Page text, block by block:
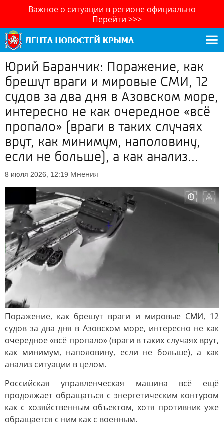
Важное о ситуации в регионе официально
Перейти >>>
Юрий Баранчик: Поражение, как
брешут враги и мировые СМИ, 12
судов за два дня в Азовском море,
интересно не как очередное «всё
пропало» (враги в таких случаях
врут, как минимум, наполовину,
если не больше), а как анализ...
8 июля 2026, 12:19 Мнения
Поражение, как брешут враги и мировые СМИ, 12
судов за два дня в Азовском море, интересно не как
очередное «всё пропало» (враги в таких случаях врут,
как минимум, наполовину, если не больше), а как
анализ ситуации в целом.
Российская управленческая машина всё ещё
продолжает обращаться с энергетическим контуром
как с хозяйственным объектом, хотя противник уже
обращается с ним как с военным.